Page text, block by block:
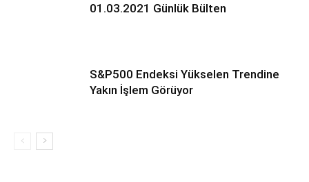
01.03.2021 Günlük Bülten
S&P500 Endeksi Yükselen Trendine
Yakın İşlem Görüyor